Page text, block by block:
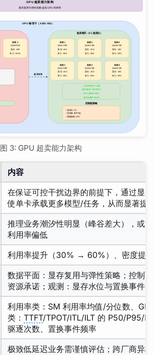
图 3: GPU 超卖能力架构
内容
在保证可控干扰边界的前提下，通过显
使单卡承载更多模型/任务，从而显著提
推理业务潮汐性明显（峰谷差大），或
利用率偏低
利用率提升（30% → 60%）、密度提
数据平面：显存复用与弹性策略；控制
资源承诺；观测：显存水位与置换事件
利用率类：SM 利用率均值/分位数、
类： TTFT/TPOT/ITL/ILT 的 P50/P95/
驱逐次数、置换事件频率
极致低延迟业务需谨慎评估；跨厂商异